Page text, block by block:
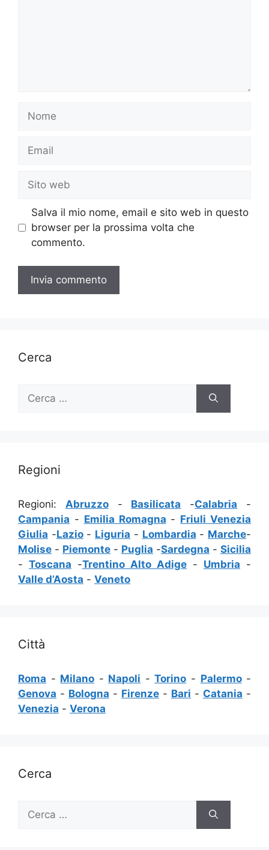
Nome
Email
Sito
web
Salva il mio nome, email e sito web in questo
browser per la prossima volta che
commento.
Cerca
per:
Regioni
Regioni: Abruzzo- Basilicata -Calabria -
Campania - Emilia Romagna - Friuli Venezia
Giulia -Lazio- Liguria - Lombardia - Marche-
Molise - Piemonte - Puglia -Sardegna - Sicilia
- Toscana -Trentino Alto Adige - Umbria -
Valle d’Aosta - Veneto
Città
Roma - Milano - Napoli -Torino - Palermo-
Genova - Bologna - Firenze - Bari - Catania -
Venezia - Verona
Cerca
per: